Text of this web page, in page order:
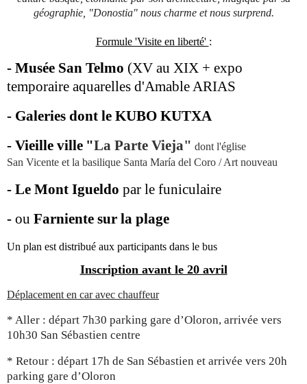
géographie, "Donostia" nous charme et nous surprend.
Formule 'Visite en liberté' :
- Musée San Telmo (XV au XIX + expo
temporaire aquarelles d'Amable ARIAS
- Galeries dont le KUBO KUTXA
- Vieille ville "La Parte Vieja" dont l'église
San Vicente et la basilique Santa María del Coro / Art nouveau
- Le Mont Igueldo par le funiculaire
- ou Farniente sur la plage
Un plan est distribué aux participants dans le bus
Inscription avant le 20 avril
Déplacement en car avec chauffeur
* Aller : départ 7h30 parking gare d’Oloron, arrivée vers
10h30 San Sébastien centre
* Retour : départ 17h de San Sébastien et arrivée vers 20h
parking gare d’Oloron